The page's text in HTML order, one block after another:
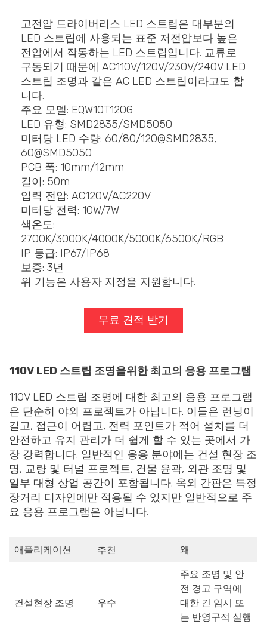
고전압 드라이버리스 LED 스트립은 대부분의
LED 스트립에 사용되는 표준 저전압보다 높은
전압에서 작동하는 LED 스트립입니다. 교류로
구동되기 때문에 AC110V/120V/230V/240V LED
스트립 조명과 같은 AC LED 스트립이라고도 합
니다.
주요 모델: EQW10T120G
LED 유형: SMD2835/SMD5050
미터당 LED 수량: 60/80/120@SMD2835,
60@SMD5050
PCB 폭: 10mm/12mm
길이: 50m
입력 전압: AC120V/AC220V
미터당 전력: 10W/7W
색온도:
2700K/3000K/4000K/5000K/6500K/RGB
IP 등급: IP67/IP68
보증: 3년
위 기능은 사용자 지정을 지원합니다.
무료 견적 받기
110V LED 스트립 조명을위한 최고의 응용 프로그램
110V LED 스트립 조명에 대한 최고의 응용 프로그램
은 단순히 야외 프로젝트가 아닙니다. 이들은 런닝이
길고, 접근이 어렵고, 전력 포인트가 적어 설치를 더
안전하고 유지 관리가 더 쉽게 할 수 있는 곳에서 가
장 강력합니다. 일반적인 응용 분야에는 건설 현장 조
명, 교량 및 터널 프로젝트, 건물 윤곽, 외관 조명 및
일부 대형 상업 공간이 포함됩니다. 옥외 간판은 특정
장거리 디자인에만 적용될 수 있지만 일반적으로 주
요 응용 프로그램은 아닙니다.
애플리케이션 추천 왜
건설현장 조명 우수
주요 조명 및 안
전 경고 구역에
대한 긴 임시 또
는 반영구적 실행